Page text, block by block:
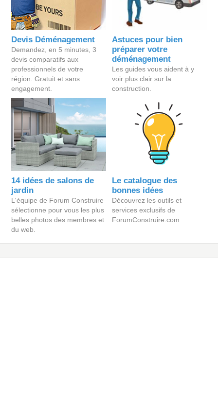
Devis Déménagement
Demandez, en 5 minutes, 3
devis comparatifs aux
professionnels de votre
région. Gratuit et sans
engagement.
Astuces pour bien
préparer votre
déménagement
Les guides vous aident à y
voir plus clair sur la
construction.
14 idées de salons de
jardin
L'équipe de Forum Construire
sélectionne pour vous les plus
belles photos des membres et
du web.
Le catalogue des
bonnes idées
Découvrez les outils et
services exclusifs de
ForumConstruire.com